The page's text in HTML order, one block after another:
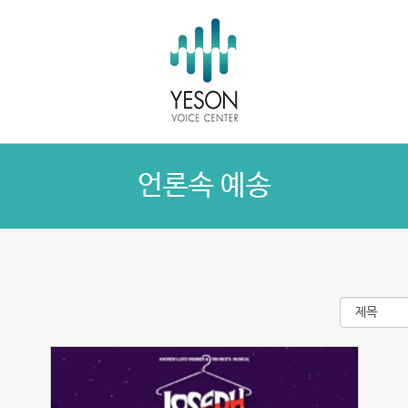
언론속 예송